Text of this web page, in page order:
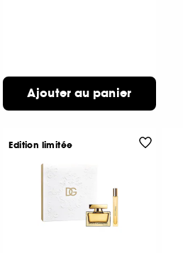
Ajouter au panier
Edition limitée